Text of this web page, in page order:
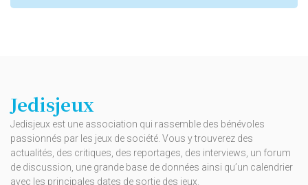
Jedisjeux
Jedisjeux est une association qui rassemble des bénévoles
passionnés par les jeux de société. Vous y trouverez des
actualités, des critiques, des reportages, des interviews, un forum
de discussion, une grande base de données ainsi qu’un calendrier
avec les principales dates de sortie des jeux.